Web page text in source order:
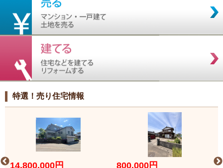
特選！売り住宅情報
14,800,000円 800,000円